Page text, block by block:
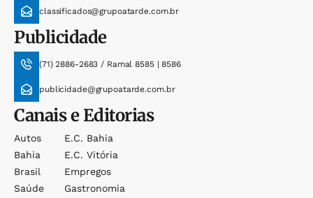
classificados@grupoatarde.com.br
Publicidade
(71) 2886-2683 / Ramal 8585 | 8586
publicidade@grupoatarde.com.br
Canais e Editorias
Autos
Bahia
Brasil
Saúde
E.c. Bahia
E.c. Vitória
Empregos
Gastronomia